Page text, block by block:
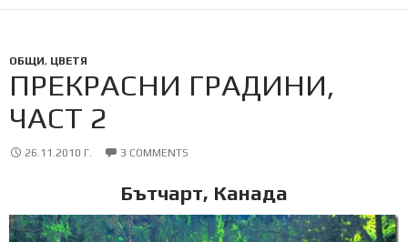
ОБЩИ, ЦВЕТЯ
ПРЕКРАСНИ ГРАДИНИ,
ЧАСТ 2
26.11.2010 Г. 3 COMMENTS
Бътчарт, Канада